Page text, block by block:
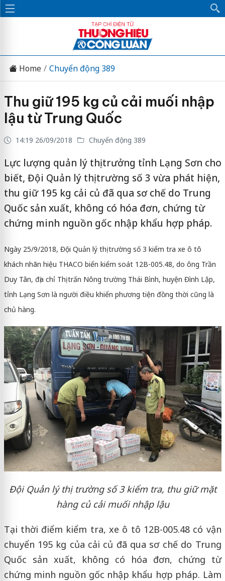
Home Chuyển động 389
Thu giữ 195 kg củ cải muối nhập
lậu từ Trung Quốc
14:19 26/09/2018 Chuyển động 389
Lực lượng quản lý thị trưởng tỉnh Lạng Sơn cho
biết, Đội Quản lý thị trường số 3 vừa phát hiện,
thu giữ 195 kg cải củ đã qua sơ chế do Trung
Quốc sản xuất, không có hóa đơn, chứng từ
chứng minh nguồn gốc nhập khẩu hợp pháp.
Ngày 25/9/2018, Đội Quản lý thị trường số 3 kiểm tra xe ô tô
khách nhãn hiệu THACO biển kiểm soát 12B-005.48, do ông Trần
Duy Tân, địa chỉ Thị trấn Nông trường Thái Bình, huyện Đình Lập,
tỉnh Lạng Sơn là người điều khiển phương tiện đồng thời cũng là
chủ hàng.
Đội Quản lý thị trường số 3 kiểm tra, thu giữ mặt
hàng củ cải muối nhập lậu
Tại thời điểm kiểm tra, xe ô tô 12B-005.48 có vận
chuyển 195 kg của cải củ đã qua sơ chế do Trung
Quốc sản xuất, không có hóa đơn, chứng từ
chứng minh nguồn gốc nhập khẩu hợp pháp. Làm